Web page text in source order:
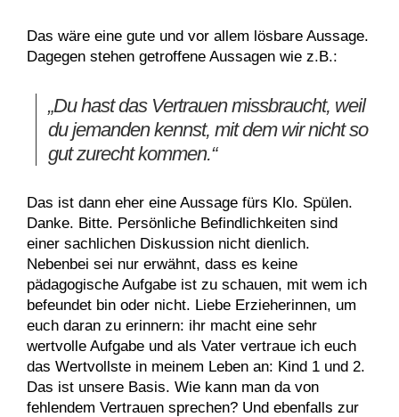
Das wäre eine gute und vor allem lösbare Aussage.
Dagegen stehen getroffene Aussagen wie z.B.:
„Du hast das Vertrauen missbraucht, weil
du jemanden kennst, mit dem wir nicht so
gut zurecht kommen.“
Das ist dann eher eine Aussage fürs Klo. Spülen.
Danke. Bitte. Persönliche Befindlichkeiten sind
einer sachlichen Diskussion nicht dienlich.
Nebenbei sei nur erwähnt, dass es keine
pädagogische Aufgabe ist zu schauen, mit wem ich
befeundet bin oder nicht. Liebe Erzieherinnen, um
euch daran zu erinnern: ihr macht eine sehr
wertvolle Aufgabe und als Vater vertraue ich euch
das Wertvollste in meinem Leben an: Kind 1 und 2.
Das ist unsere Basis. Wie kann man da von
fehlendem Vertrauen sprechen? Und ebenfalls zur